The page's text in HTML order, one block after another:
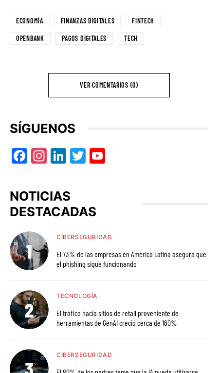
ECONOMÍA FINANZAS DIGITALES FINTECH
OPENBANK PAGOS DIGITALES TECH
VER COMENTARIOS (0)
SÍGUENOS
Facebook
Instagram
LinkedIn
Twitter
NOTICIAS
DESTACADAS
CIBERSEGURIDAD
El 73% de las empresas en América Latina asegura que
el phishing sigue funcionando
TECNOLOGÍA
El tráfico hacia sitios de retail proveniente de
herramientas de GenAI creció cerca de 160%
CIBERSEGURIDAD